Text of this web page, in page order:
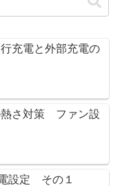
充電と外部充電の
熱さ対策 ファン設
設定 その１